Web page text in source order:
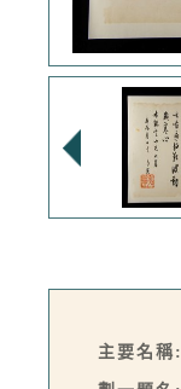
主要名稱: